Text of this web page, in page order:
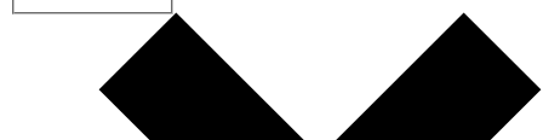
Ďalšie výsledky...